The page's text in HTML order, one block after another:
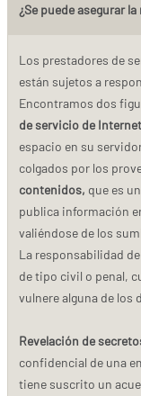
¿Se puede asegurar
Los prestadores de
están sujetos a
Encontramos dos
de servicio de Internet
espacio en su
colgados por los
contenidos, que es
publica información
valiéndose de los
La responsabilidad
de tipo civil o penal,
vulnere alguna de los
Revelación de
confidencial de una
tiene suscrito un